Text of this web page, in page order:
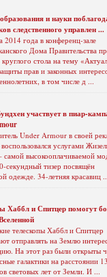
и науки
следственного управлен ...
2014 года в конференц-зале
Дома Правительства
круглого стола на тему
прав и законных
в том числе д ...
участвует в пиар-
Under Armour в своей
услугами
самой высокооплачиваемой
секундный тизер посвящён
одежде. 34-летняя красавиц
Хаббл и Спитцер помогут
телескопы Хаббл и Спитцер
отправлять на Землю
На этот раз были открыты
галактики на расстоянии 13
световых лет от Земли. И ...